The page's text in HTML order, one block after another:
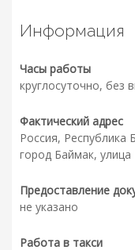
Информация
Часы работы
круглосуточно, без
Фактический адрес
Россия, Республика
город Баймак,
Предоставление
не указано
Работа в такси